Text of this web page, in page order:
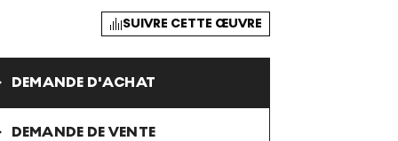
Signed Print
SUIVRE CETTE ŒUVRE
DEMANDE D'ACHAT
DEMANDE DE VENTE